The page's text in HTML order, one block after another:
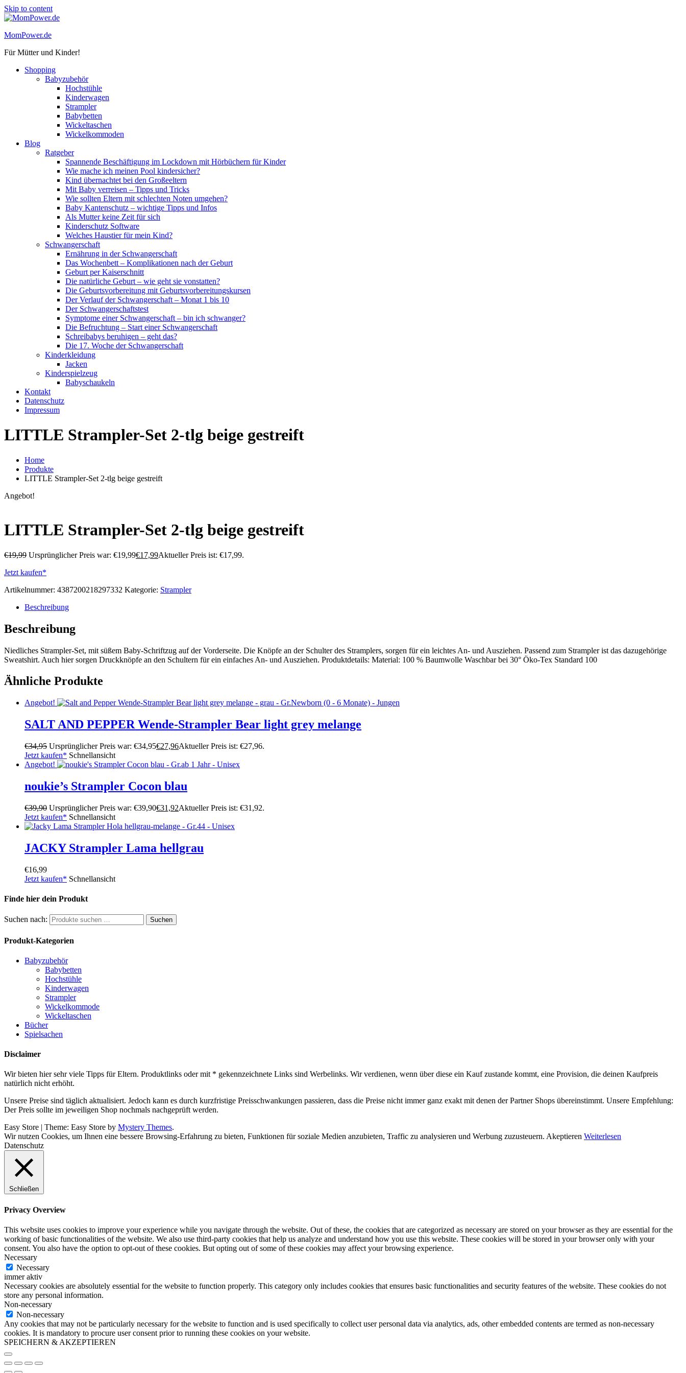
Skip to content
MomPower.de
Für Mütter und Kinder!
Shopping
Babyzubehör
Hochstühle
Kinderwagen
Strampler
Babybetten
Wickeltaschen
Wickelkommoden
Blog
Ratgeber
Spannende Beschäftigung im Lockdown mit Hörbüchern für Kinder
Wie mache ich meinen Pool kindersicher?
Kind übernachtet bei den Großeeltern
Mit Baby verreisen – Tipps und Tricks
Wie sollten Eltern mit schlechten Noten umgehen?
Baby Kantenschutz – wichtige Tipps und Infos
Als Mutter keine Zeit für sich
Kinderschutz Software
Welches Haustier für mein Kind?
Schwangerschaft
Ernährung in der Schwangerschaft
Das Wochenbett – Komplikationen nach der Geburt
Geburt per Kaiserschnitt
Die natürliche Geburt – wie geht sie vonstatten?
Die Geburtsvorbereitung mit Geburtsvorbereitungskursen
Der Verlauf der Schwangerschaft – Monat 1 bis 10
Der Schwangerschaftstest
Symptome einer Schwangerschaft – bin ich schwanger?
Die Befruchtung – Start einer Schwangerschaft
Schreibabys beruhigen – geht das?
Die 17. Woche der Schwangerschaft
Kinderkleidung
Jacken
Kinderspielzeug
Babyschaukeln
Kontakt
Datenschutz
Impressum
LITTLE Strampler-Set 2-tlg beige gestreift
Home
Produkte
LITTLE Strampler-Set 2-tlg beige gestreift
Angebot!
LITTLE Strampler-Set 2-tlg beige gestreift
€19,99 Ursprünglicher Preis war: €19,99€17,99Aktueller Preis ist: €17,99.
Jetzt kaufen*
Artikelnummer: 4387200218297332 Kategorie: Strampler
Beschreibung
Beschreibung
Niedliches Strampler-Set, mit süßem Baby-Schriftzug auf der Vorderseite. Die Knöpfe an der Schulter des Stramplers, sorgen für ein leichtes An- und Ausziehen. Passend zum Strampler ist das dazugehörige
Sweatshirt. Auch hier sorgen Druckknöpfe an den Schultern für ein einfaches An- und Ausziehen. Produktdetails: Material: 100 % Baumwolle Waschbar bei 30° Öko-Tex Standard 100
Ähnliche Produkte
Angebot!
SALT AND PEPPER Wende-Strampler Bear light grey melange
€34,95 Ursprünglicher Preis war: €34,95€27,96Aktueller Preis ist: €27,96.
Jetzt kaufen* Schnellansicht
Angebot!
noukie’s Strampler Cocon blau
€39,90 Ursprünglicher Preis war: €39,90€31,92Aktueller Preis ist: €31,92.
Jetzt kaufen* Schnellansicht
JACKY Strampler Lama hellgrau
€16,99
Jetzt kaufen* Schnellansicht
Finde hier dein Produkt
Suchen nach: Suchen
Produkt-Kategorien
Babyzubehör
Babybetten
Hochstühle
Kinderwagen
Strampler
Wickelkommode
Wickeltaschen
Bücher
Spielsachen
Disclaimer
Wir bieten hier sehr viele Tipps für Eltern. Produktlinks oder mit * gekennzeichnete Links sind Werbelinks. Wir verdienen, wenn über diese ein Kauf zustande kommt, eine Provision, die deinen Kaufpreis
natürlich nicht erhöht.
Unsere Preise sind täglich aktualisiert. Jedoch kann es durch kurzfristige Preisschwankungen passieren, dass die Preise nicht immer ganz exakt mit denen der Partner Shops übereinstimmt. Unsere Empfehlung:
Der Preis sollte im jeweiligen Shop nochmals nachgeprüft werden.
Easy Store | Theme: Easy Store by Mystery Themes.
Wir nutzen Cookies, um Ihnen eine bessere Browsing-Erfahrung zu bieten, Funktionen für soziale Medien anzubieten, Traffic zu analysieren und Werbung zuzusteuern. Akeptieren Weiterlesen
Datenschutz
Schließen
Privacy Overview
This website uses cookies to improve your experience while you navigate through the website. Out of these, the cookies that are categorized as necessary are stored on your browser as they are essential for the
working of basic functionalities of the website. We also use third-party cookies that help us analyze and understand how you use this website. These cookies will be stored in your browser only with your
consent. You also have the option to opt-out of these cookies. But opting out of some of these cookies may affect your browsing experience.
Necessary
Necessary
immer aktiv
Necessary cookies are absolutely essential for the website to function properly. This category only includes cookies that ensures basic functionalities and security features of the website. These cookies do not
store any personal information.
Non-necessary
Non-necessary
Any cookies that may not be particularly necessary for the website to function and is used specifically to collect user personal data via analytics, ads, other embedded contents are termed as non-necessary
cookies. It is mandatory to procure user consent prior to running these cookies on your website.
SPEICHERN & AKZEPTIEREN